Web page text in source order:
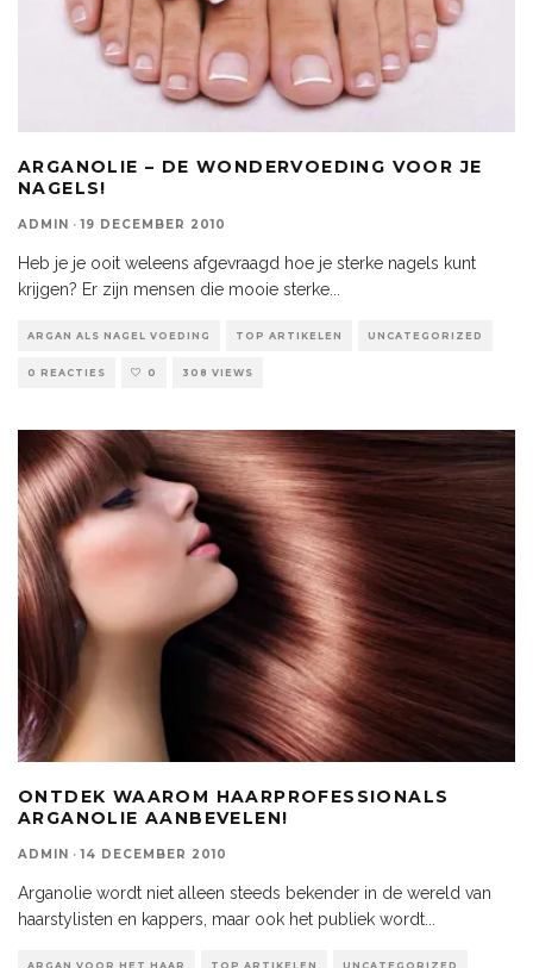
ARGANOLIE – DE WONDERVOEDING VOOR JE
NAGELS!
ADMIN · 19 DECEMBER 2010
Heb je je ooit weleens afgevraagd hoe je sterke nagels kunt
krijgen? Er zijn mensen die mooie sterke...
ARGAN ALS NAGEL VOEDING TOP ARTIKELEN UNCATEGORIZED
0 REACTIES 0 308 VIEWS
ONTDEK WAAROM HAARPROFESSIONALS
ARGANOLIE AANBEVELEN!
ADMIN · 14 DECEMBER 2010
Arganolie wordt niet alleen steeds bekender in de wereld van
haarstylisten en kappers, maar ook het publiek wordt
ARGAN VOOR HET HAAR TOP ARTIKELEN UNCATEGORIZED